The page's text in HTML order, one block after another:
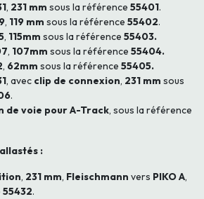
, 231 mm sous la référence 55401.
, 119 mm sous la référence 55402.
, 115mm sous la référence 55403.
, 107mm sous la référence 55404.
, 62mm sous la référence 55405.
, avec clip de connexion, 231 mm sous
.
de voie pour A-Track, sous la référence
:
, 231 mm, Fleischmann vers PIKO A,
55432.